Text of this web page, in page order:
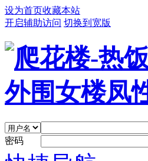
设为首页收藏本站
开启辅助访问 切换到宽版
密码